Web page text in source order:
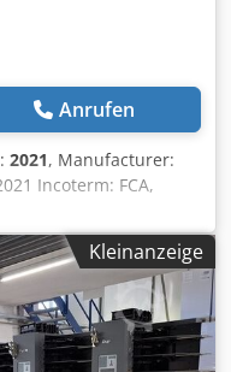
Anrufen
2021, Manufacturer:
Incoterm: FCA,
Condition Rating:
is interesting The
highly versatile
run and on-
kiss-cutting and
it ideal for
cards, folding
Kleinanzeige